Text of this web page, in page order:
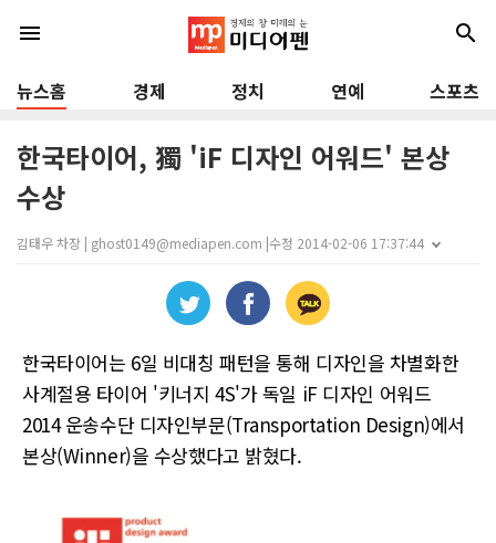
menu search
뉴스홈 경제 정치 연예 스포츠
한국타이어, 獨 'iF 디자인 어워드' 본상
수상
김태우 차장 | ghost0149@mediapen.com |수정 2014-02-06 17:37:44
한국타이어는 6일 비대칭 패턴을 통해 디자인을 차별화한
사계절용 타이어 '키너지 4S'가 독일 iF 디자인 어워드
2014 운송수단 디자인부문(Transportation Design)에서
본상(Winner)을 수상했다고 밝혔다.